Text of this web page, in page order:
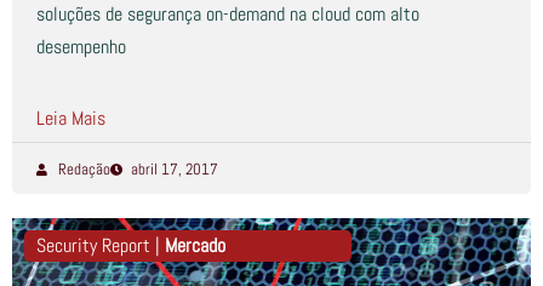
soluções de segurança on-demand na cloud com alto
desempenho
Leia Mais
Redação abril 17, 2017
Security Report | Mercado